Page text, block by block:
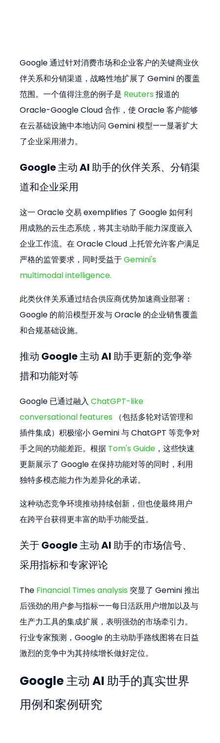
Google 通过针对消费市场和企业客户的关键商业伙
伴关系和分销渠道，战略性地扩展了 Gemini 的覆盖
范围。一个值得注意的例子是 Reuters 报道的
Oracle-Google Cloud 合作，使 Oracle 客户能够
在云基础设施中本地访问 Gemini 模型——显著扩大
了企业采用潜力。
Google 主动 AI 助手的伙伴关系、分销渠
道和企业采用
这一 Oracle 交易 exemplifies 了 Google 如何利
用成熟的云生态系统，将其主动助手能力深度嵌入
企业工作流。在 Oracle Cloud 上托管允许客户满足
严格的监管要求，同时受益于 Gemini's
multimodal intelligence.
此类伙伴关系通过结合供应商优势加速商业部署：
Google 的前沿模型开发与 Oracle 的企业销售覆盖
和合规基础设施。
推动 Google 主动 AI 助手更新的竞争举
措和功能对等
Google 已通过融入 ChatGPT-like
conversational features
（包括多轮对话管理和
插件集成）积极缩小 Gemini 与 ChatGPT 等竞争对
手之间的功能差距。根据 Tom's Guide ，这些快速
更新展示了 Google 在保持功能对等的同时，利用
独特多模态能力作为差异化的承诺。
这种动态竞争环境推动持续创新，但也使最终用户
在跨平台获得更丰富的助手功能受益。
关于 Google 主动 AI 助手的市场信号、
采用指标和专家评论
The Financial Times analysis 突显了 Gemini 推出
后强劲的用户参与指标——每日活跃用户增加以及与
生产力工具的集成扩展，表明强劲的市场牵引力。
行业专家预测，Google 的主动助手路线图将在日益
激烈的竞争中为其持续增长做好定位。
Google 主动 AI 助手的真实世界
用例和案例研究